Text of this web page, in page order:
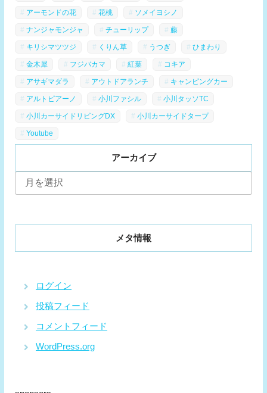
アーモンドの花 花桃 ソメイヨシノ
ナンジャモンジャ チューリップ 藤
キリシマツツジ くりん草 うつぎ ひまわり
金木犀 フジバカマ 紅葉 コキア
アサギマダラ アウトドアランチ キャンピングカー
アルトピアーノ 小川ファシル 小川タッソTC
小川カーサイドリビングDX 小川カーサイドタープ
Youtube
アーカイブ
ー
メタ情報
ログイン
投稿フィード
コメントフィード
WordPress.org